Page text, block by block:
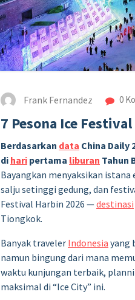
Frank Fernandez 0
7 Pesona Ice
Berdasarkan data China Daily
di hari pertama liburan Tahun
Bayangkan menyaksikan istana
salju setinggi gedung, dan
Festival Harbin 2026 —destinasi
Tiongkok.
Banyak traveler Indonesia yang
namun bingung dari mana
waktu kunjungan terbaik,
maksimal di “Ice City” ini.